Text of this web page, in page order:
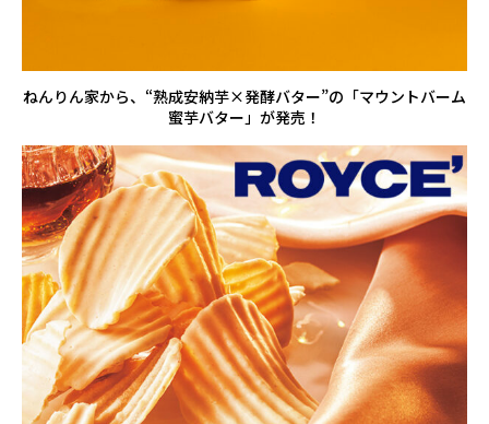
ねんりん家から、“熟成安納芋×発酵バター”の「マウントバーム
蜜芋バター」が発売！